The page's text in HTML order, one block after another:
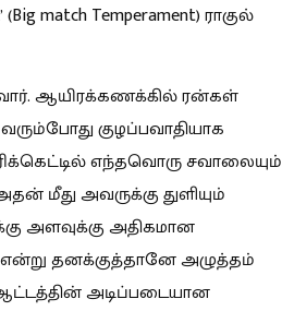
match Temperament) ராகுல்
ஆயிரக்கணக்கில் ரன்கள்
குழப்பவாதியாக
எந்தவொரு சவாலையும்
அவருக்கு துளியும்
அளவுக்கு அதிகமான
தனக்குத்தானே அழுத்தம்
அடிப்படையான